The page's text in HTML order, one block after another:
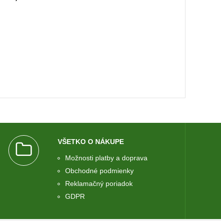
VŠETKO O NÁKUPE
Možnosti platby a doprava
Obchodné podmienky
Reklamačný poriadok
GDPR